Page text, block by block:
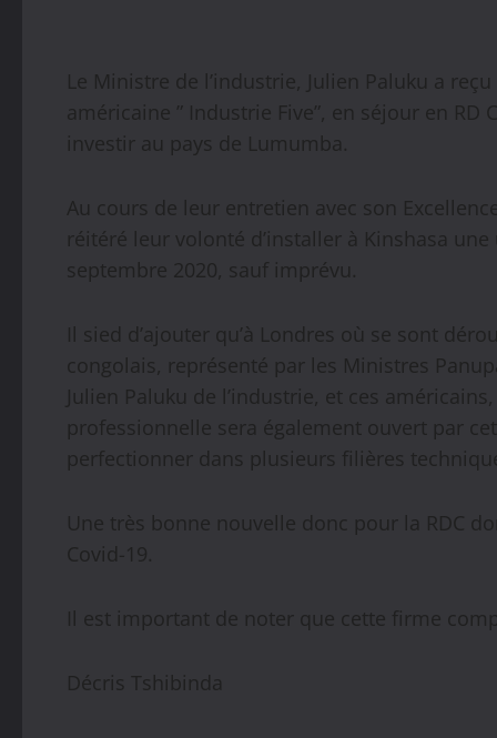
Le Ministre de l’industrie, Julien Paluku a
américaine ” Industrie Five”, en séjour en
investir au pays de Lumumba.
Au cours de leur entretien avec son
réitéré leur volonté d’installer à Kinshasa
septembre 2020, sauf imprévu.
Il sied d’ajouter qu’à Londres où se sont
congolais, représenté par les Ministres
Julien Paluku de l’industrie, et ces
professionnelle sera également ouvert par
perfectionner dans plusieurs filières
Une très bonne nouvelle donc pour la RDC
Covid-19.
Il est important de noter que cette firme
Décris Tshibinda